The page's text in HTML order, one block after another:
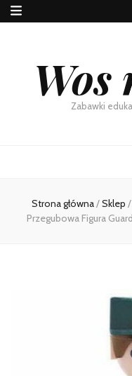
Wos
Zabawki
Strona główna/Sklep /
Przegubowa Figura